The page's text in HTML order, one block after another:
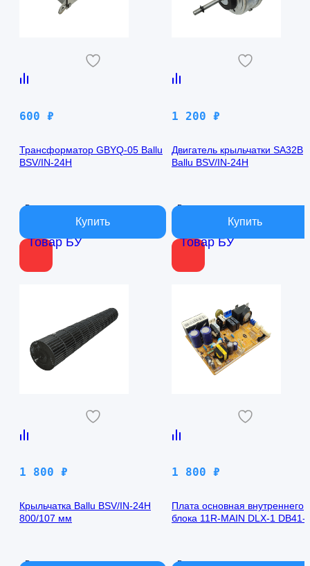
Товар БУ
600 ₽
Трансформатор GBYQ-05 Ballu
BSV/IN-24H
В наличии
Товар БУ
1 200 ₽
Двигатель крыльчатки SA32B
Ballu BSV/IN-24H
В наличии
1 800 ₽
Крыльчатка Ballu BSV/IN-24H
800/107 мм
В наличии
1 800 ₽
Плата основная внутреннего
блока 11R-MAIN DLX-1 DB41-
В наличии